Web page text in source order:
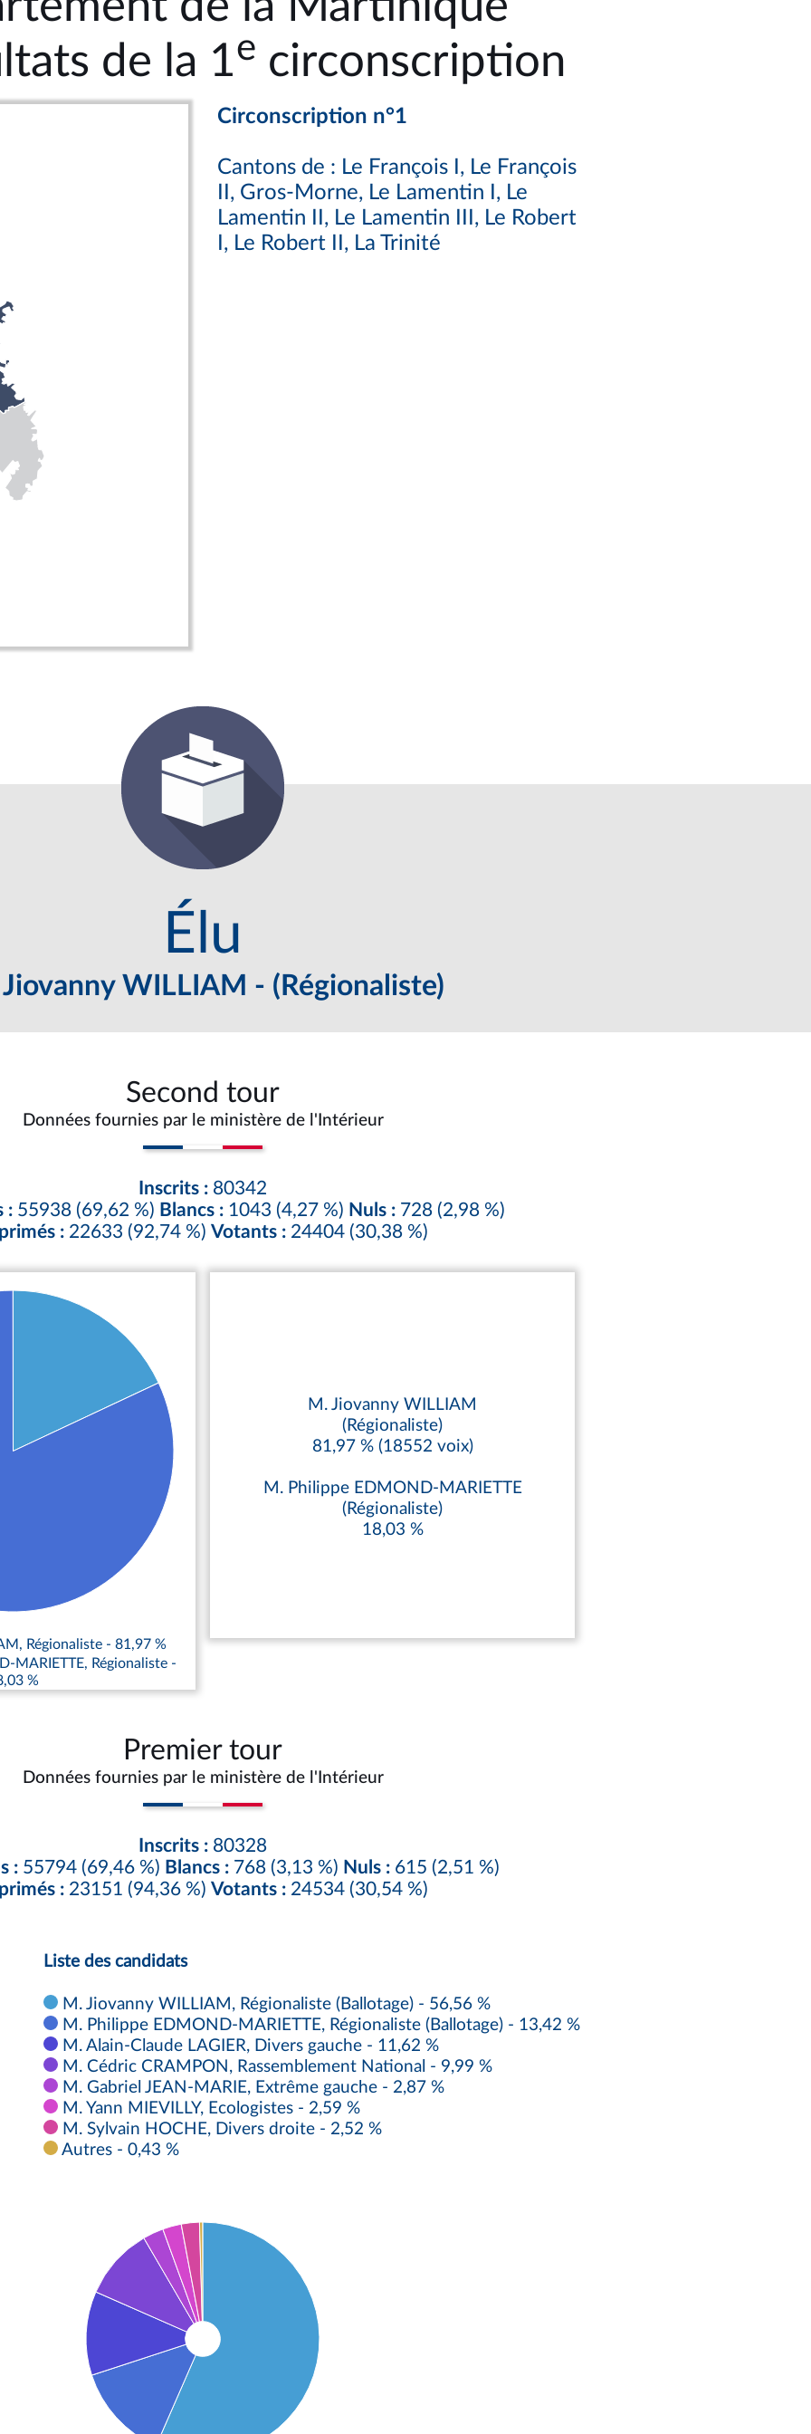
de la 1e circonscription
Circonscription n°1
Cantons de : Le François I, Le François
II, Gros-Morne, Le Lamentin I, Le
Lamentin II, Le Lamentin III, Le Robert
I, Le Robert II, La Trinité
Élu
WILLIAM - (Régionaliste)
Second tour
Données fournies par le ministère de l'Intérieur
Inscrits : 80342
: 55938 (69,62 %) Blancs : 1043 (4,27 %) Nuls : 728 (2,98 %)
: 22633 (92,74 %) Votants : 24404 (30,38 %)
Régionaliste - 81,97 %
MARIETTE, Régionaliste -
%
M. Jiovanny WILLIAM
(Régionaliste)
81,97 % (18552 voix)
M. Philippe EDMOND-MARIETTE
(Régionaliste)
18,03 %
Premier tour
Données fournies par le ministère de l'Intérieur
Inscrits : 80328
: 55794 (69,46 %) Blancs : 768 (3,13 %) Nuls : 615 (2,51 %)
: 23151 (94,36 %) Votants : 24534 (30,54 %)
Liste des candidats
M. Jiovanny WILLIAM, Régionaliste (Ballotage) - 56,56 %
M. Philippe EDMOND-MARIETTE, Régionaliste (Ballotage) - 13,42 %
M. Alain-Claude LAGIER, Divers gauche - 11,62 %
M. Cédric CRAMPON, Rassemblement National - 9,99 %
M. Gabriel JEAN-MARIE, Extrême gauche - 2,87 %
M. Yann MIEVILLY, Ecologistes - 2,59 %
M. Sylvain HOCHE, Divers droite - 2,52 %
Autres - 0,43 %